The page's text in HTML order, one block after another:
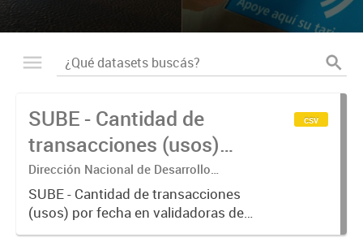
SUBE - Cantidad de
transacciones (usos)
por fecha
Dirección Nacional de Desarrollo
Tecnológico - Ministerio de Transporte.
SUBE - Cantidad de transacciones
(usos) por fecha en validadoras de
la red SUBE.
csv